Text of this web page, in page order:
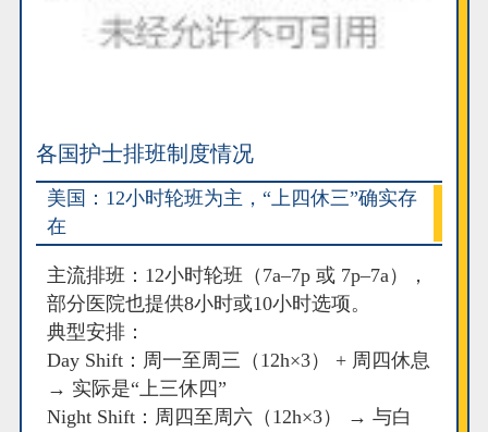
各国护士排班制度情况
美国：12小时轮班为主，“上四休三”确实存
在
主流排班：12小时轮班（7a–7p 或 7p–7a），
部分医院也提供8小时或10小时选项。
典型安排：
Day Shift：周一至周三（12h×3） + 周四休息
→ 实际是“上三休四”
Night Shift：周四至周六（12h×3） → 与白